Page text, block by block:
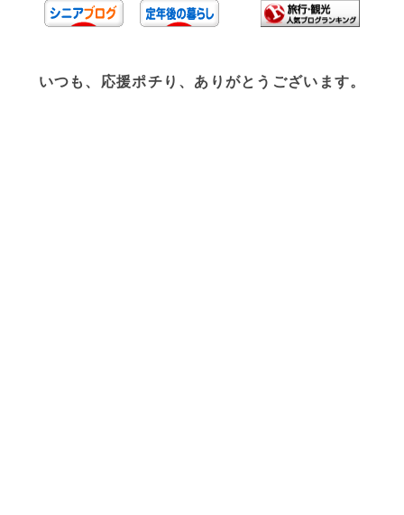
いつも、応援ポチり、ありがとうございます。